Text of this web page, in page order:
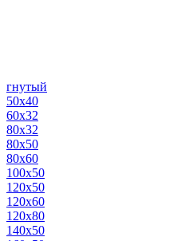
гнутый
50х40
60х32
80х32
80х50
80х60
100х50
120х50
120х60
120х80
140х50